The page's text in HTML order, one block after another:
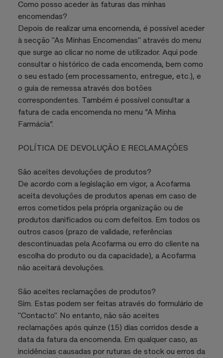
Como posso aceder às faturas das minhas
encomendas?
Depois de realizar uma encomenda, é possível aceder
à secção "As Minhas Encomendas" através do menu
que surge ao clicar no nome de utilizador. Aqui pode
consultar o histórico de cada encomenda, bem como
o seu estado (em processamento, entregue, etc.), e
o guia de remessa através dos botões
correspondentes. Também é possível consultar a
fatura de cada encomenda no menu “A Minha
Farmácia”.
POLÍTICA DE DEVOLUÇÃO E RECLAMAÇÕES
São aceites devoluções de produtos?
De acordo com a legislação em vigor, a Acofarma
aceita devoluções de produtos apenas em caso de
erros cometidos pela própria organização ou de
produtos danificados ou com defeitos. Em todos os
outros casos (prazo de validade, referências
descontinuadas pela Acofarma ou erro do cliente na
escolha do produto ou da capacidade), a Acofarma
não aceitará devoluções.
São aceites reclamações de produtos?
Sim. Estas podem ser feitas através do formulário de
"Contacto". No entanto, não são aceites
reclamações após quinze (15) dias corridos desde a
data da fatura da encomenda. Em qualquer caso, as
incidências causadas por ruturas de stock ou erros da